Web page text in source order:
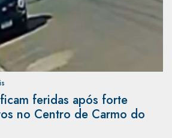
feridas após forte
no Centro de Carmo do